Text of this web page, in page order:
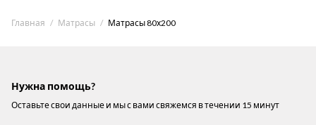
Главная Матрасы Матрасы 80х200
Нужна помощь?
Оставьте свои данные и мы с вами свяжемся в течении 15 минут